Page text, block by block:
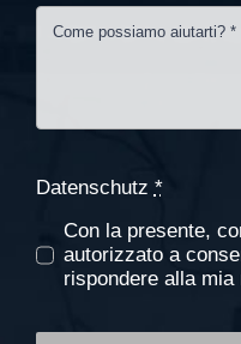
Datenschutz *
Con la presente,
autorizzato a
rispondere alla mia